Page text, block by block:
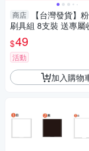
商店
【台灣發貨】
刷具組 8支裝 送專屬
68】
$49
活動
加入購物